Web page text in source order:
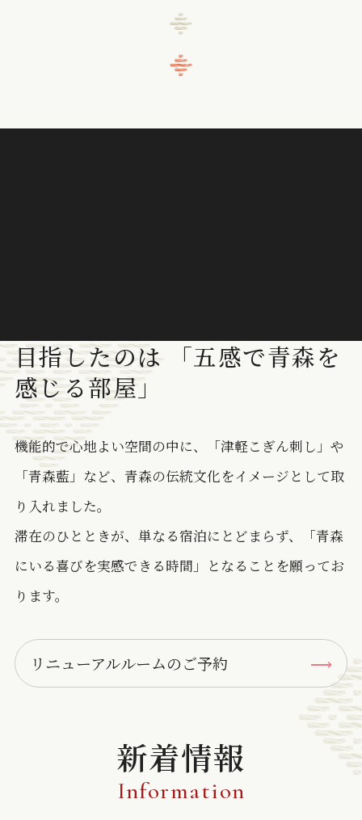
目指したのは 「五感で青森を
感じる部屋」
機能的で心地よい空間の中に、「津軽こぎん刺し」や
「青森藍」など、青森の伝統文化をイメージとして取
り入れました。
滞在のひとときが、単なる宿泊にとどまらず、「青森
にいる喜びを実感できる時間」となることを願ってお
ります。
リニューアルルームのご予約
新着情報
Information